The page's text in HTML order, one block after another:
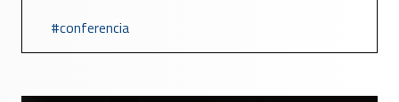
conferencia